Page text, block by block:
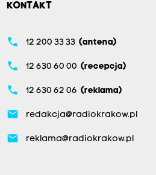
KONTAKT
phone 12 200 33 33 (antena)
phone 12 630 60 00 (recepcja)
phone 12 630 62 06 (reklama)
email redakcja@radiokrakow.pl
email reklama@radiokrakow.pl